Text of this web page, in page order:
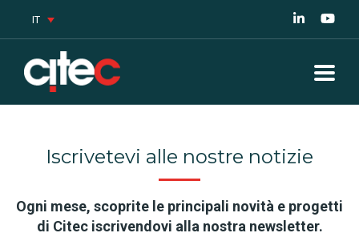
IT
Iscrivetevi alle nostre notizie
Ogni mese, scoprite le principali novità e progetti
di Citec iscrivendovi alla nostra newsletter.